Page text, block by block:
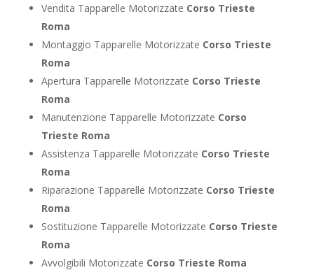
Vendita Tapparelle Motorizzate Corso Trieste
Roma
Montaggio Tapparelle Motorizzate Corso Trieste
Roma
Apertura Tapparelle Motorizzate Corso Trieste
Roma
Manutenzione Tapparelle Motorizzate Corso
Trieste Roma
Assistenza Tapparelle Motorizzate Corso Trieste
Roma
Riparazione Tapparelle Motorizzate Corso Trieste
Roma
Sostituzione Tapparelle Motorizzate Corso Trieste
Roma
Avvolgibili Motorizzate Corso Trieste Roma